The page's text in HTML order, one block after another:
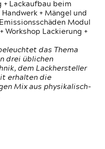
+ Lackaufbau beim
+ Mängel und
Modul
Workshop Lackierung +
das Thema
drei üblichen
dem Lackhersteller
erhalten die
Mix aus physikalisch-